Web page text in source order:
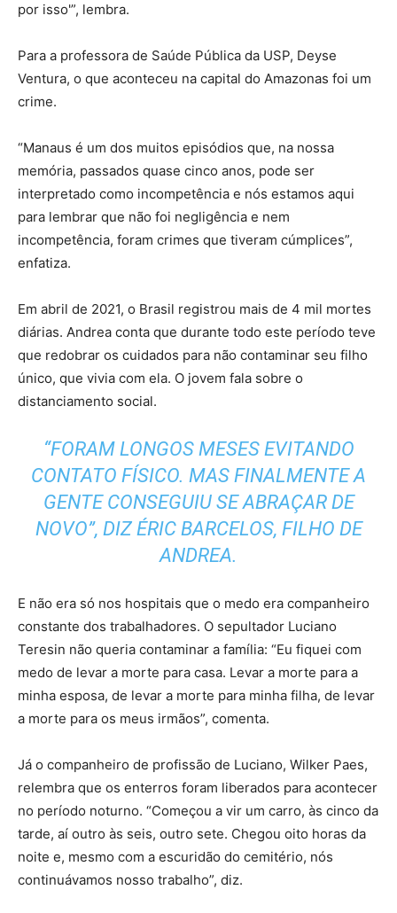
por isso'”, lembra.
Para a professora de Saúde Pública da USP, Deyse
Ventura, o que aconteceu na capital do Amazonas foi um
crime.
“Manaus é um dos muitos episódios que, na nossa
memória, passados quase cinco anos, pode ser
interpretado como incompetência e nós estamos aqui
para lembrar que não foi negligência e nem
incompetência, foram crimes que tiveram cúmplices”,
enfatiza.
Em abril de 2021, o Brasil registrou mais de 4 mil mortes
diárias. Andrea conta que durante todo este período teve
que redobrar os cuidados para não contaminar seu filho
único, que vivia com ela. O jovem fala sobre o
distanciamento social.
“FORAM LONGOS MESES EVITANDO
CONTATO FÍSICO. MAS FINALMENTE A
GENTE CONSEGUIU SE ABRAÇAR DE
NOVO”, DIZ ÉRIC BARCELOS, FILHO DE
ANDREA.
E não era só nos hospitais que o medo era companheiro
constante dos trabalhadores. O sepultador Luciano
Teresin não queria contaminar a família: “Eu fiquei com
medo de levar a morte para casa. Levar a morte para a
minha esposa, de levar a morte para minha filha, de levar
a morte para os meus irmãos”, comenta.
Já o companheiro de profissão de Luciano, Wilker Paes,
relembra que os enterros foram liberados para acontecer
no período noturno. “Começou a vir um carro, às cinco da
tarde, aí outro às seis, outro sete. Chegou oito horas da
noite e, mesmo com a escuridão do cemitério, nós
continuávamos nosso trabalho”, diz.